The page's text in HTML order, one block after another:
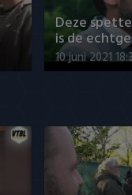
Deze
is de
10 juni 2021